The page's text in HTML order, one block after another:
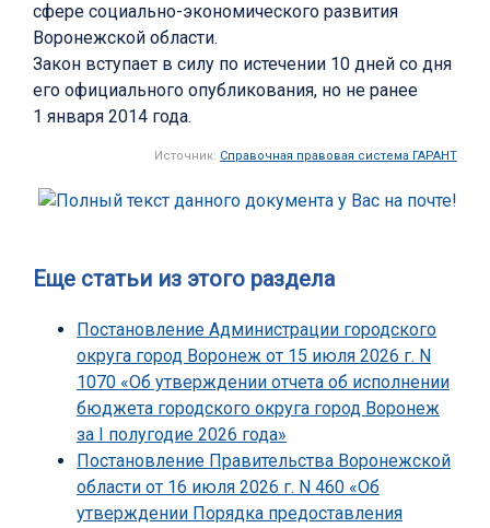
сфере социально-экономического развития
Воронежской области.
Закон вступает в силу по истечении 10 дней со дня
его официального опубликования, но не ранее
1 января 2014 года.
Источник: Справочная правовая система ГАРАНТ
Еще статьи из этого раздела
Постановление Администрации городского
округа город Воронеж от 15 июля 2026 г. N
1070 «Об утверждении отчета об исполнении
бюджета городского округа город Воронеж
за I полугодие 2026 года»
Постановление Правительства Воронежской
области от 16 июля 2026 г. N 460 «Об
утверждении Порядка предоставления